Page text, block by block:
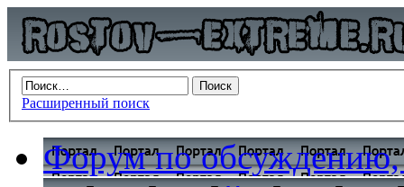
Расширенный поиск
Форум по обсуждению,